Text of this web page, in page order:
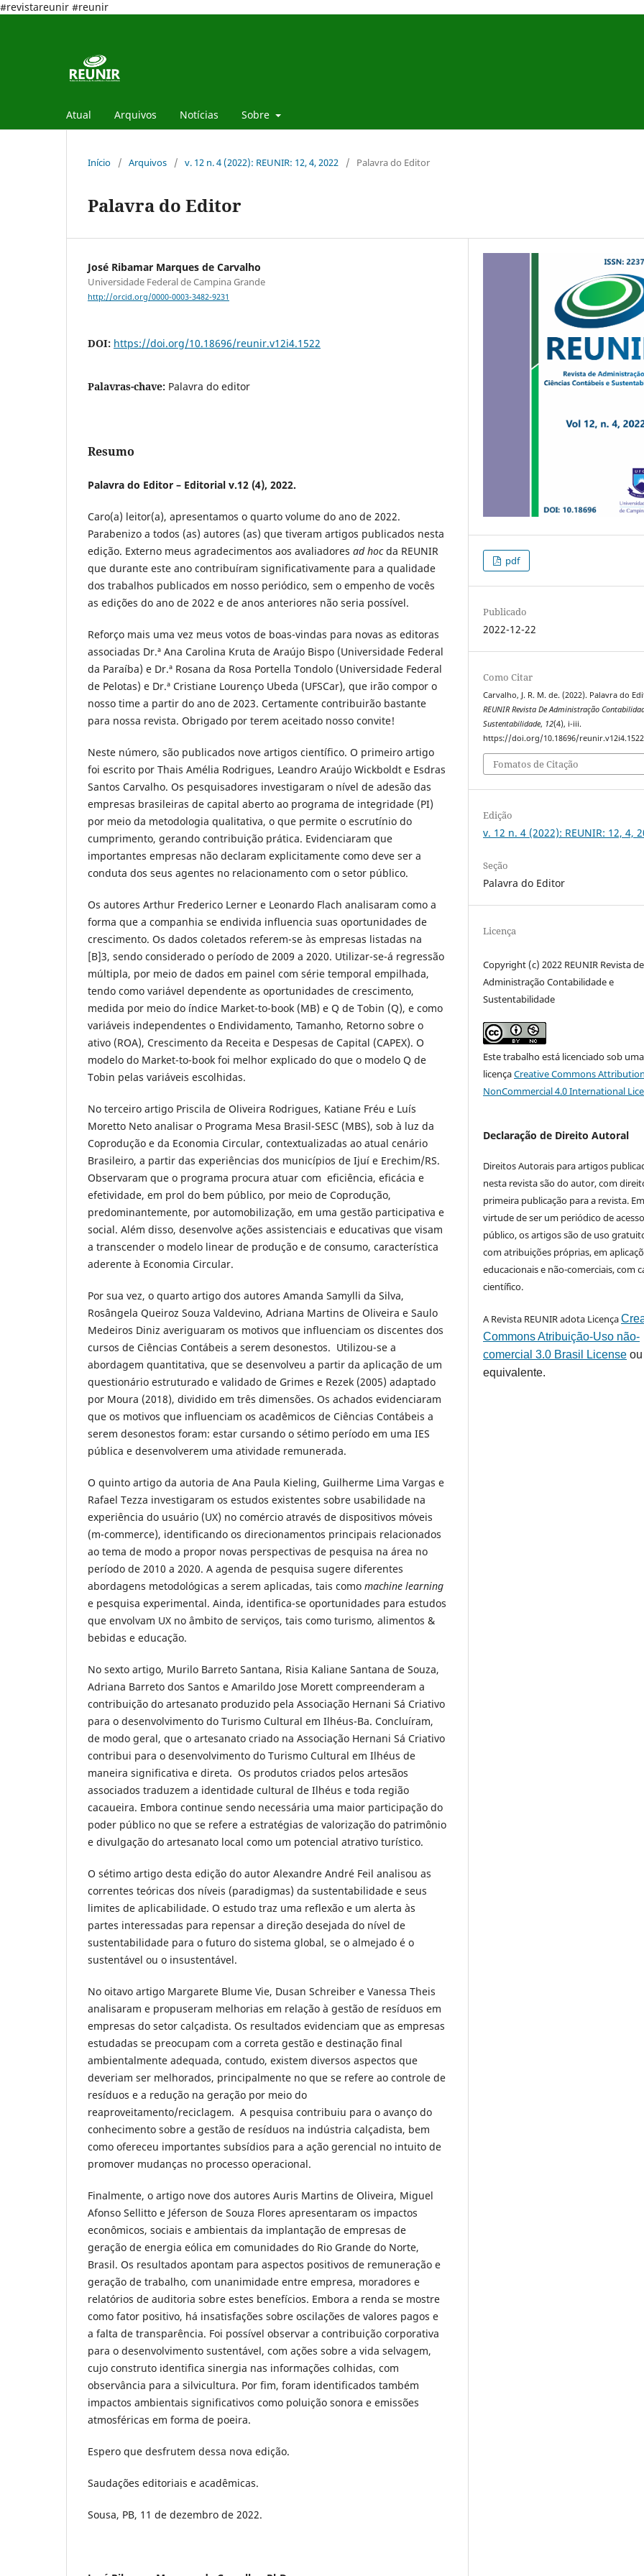
#revistareunir #reunir
Atual Arquivos Notícias Sobre
Início / Arquivos / v. 12 n. 4 (2022): REUNIR: 12, 4, 2022 / Palavra do Editor
Palavra do Editor
José Ribamar Marques de Carvalho
Universidade Federal de Campina Grande
http://orcid.org/0000-0003-3482-9231
DOI: https://doi.org/10.18696/reunir.v12i4.1522
Palavras-chave: Palavra do editor
Resumo
Palavra do Editor – Editorial v.12 (4), 2022.
Caro(a) leitor(a), apresentamos o quarto volume do ano de 2022.
Parabenizo a todos (as) autores (as) que tiveram artigos publicados nesta
edição. Externo meus agradecimentos aos avaliadores ad hocda REUNIR
que durante este ano contribuíram significativamente para a qualidade
dos trabalhos publicados em nosso periódico, sem o empenho de vocês
as edições do ano de 2022 e de anos anteriores não seria possível.
Reforço mais uma vez meus votos de boas-vindas para novas as editoras
associadas Dr.ª Ana Carolina Kruta de Araújo Bispo (Universidade Federal
da Paraíba) e Dr.ª Rosana da Rosa Portella Tondolo (Universidade Federal
de Pelotas) e Dr.ª Cristiane Lourenço Ubeda (UFSCar), que irão compor o
nosso time a partir do ano de 2023. Certamente contribuirão bastante
para nossa revista. Obrigado por terem aceitado nosso convite!
Neste número, são publicados nove artigos científico. O primeiro artigo
foi escrito por Thais Amélia Rodrigues, Leandro Araújo Wickboldt e Esdras
Santos Carvalho. Os pesquisadores investigaram o nível de adesão das
empresas brasileiras de capital aberto ao programa de integridade (PI)
por meio da metodologia qualitativa, o que permite o escrutínio do
cumprimento, gerando contribuição prática. Evidenciaram que
importantes empresas não declaram explicitamente como deve ser a
conduta dos seus agentes no relacionamento com o setor público.
Os autores Arthur Frederico Lerner e Leonardo Flach analisaram como a
forma que a companhia se endivida influencia suas oportunidades de
crescimento. Os dados coletados referem-se às empresas listadas na
[B]3, sendo considerado o período de 2009 a 2020. Utilizar-se-á regressão
múltipla, por meio de dados em painel com série temporal empilhada,
tendo como variável dependente as oportunidades de crescimento,
medida por meio do índice Market-to-book (MB) e Q de Tobin (Q), e como
variáveis independentes o Endividamento, Tamanho, Retorno sobre o
ativo (ROA), Crescimento da Receita e Despesas de Capital (CAPEX). O
modelo do Market-to-book foi melhor explicado do que o modelo Q de
Tobin pelas variáveis escolhidas.
No terceiro artigo Priscila de Oliveira Rodrigues, Katiane Fréu e Luís
Moretto Neto analisar o Programa Mesa Brasil-SESC (MBS), sob à luz da
Coprodução e da Economia Circular, contextualizadas ao atual cenário
Brasileiro, a partir das experiências dos municípios de Ijuí e Erechim/RS.
Observaram que o programa procura atuar com eficiência, eficácia e
efetividade, em prol do bem público, por meio de Coprodução,
predominantemente, por automobilização, em uma gestão participativa e
social. Além disso, desenvolve ações assistenciais e educativas que visam
a transcender o modelo linear de produção e de consumo, característica
aderente à Economia Circular.
Por sua vez, o quarto artigo dos autores Amanda Samylli da Silva,
Rosângela Queiroz Souza Valdevino, Adriana Martins de Oliveira e Saulo
Medeiros Diniz averiguaram os motivos que influenciam os discentes dos
cursos de Ciências Contábeis a serem desonestos. Utilizou-se a
abordagem quantitativa, que se desenvolveu a partir da aplicação de um
questionário estruturado e validado de Grimes e Rezek (2005) adaptado
por Moura (2018), dividido em três dimensões. Os achados evidenciaram
que os motivos que influenciam os acadêmicos de Ciências Contábeis a
serem desonestos foram: estar cursando o sétimo período em uma IES
pública e desenvolverem uma atividade remunerada.
O quinto artigo da autoria de Ana Paula Kieling, Guilherme Lima Vargas e
Rafael Tezza investigaram os estudos existentes sobre usabilidade na
experiência do usuário (UX) no comércio através de dispositivos móveis
(m-commerce), identificando os direcionamentos principais relacionados
ao tema de modo a propor novas perspectivas de pesquisa na área no
período de 2010 a 2020. A agenda de pesquisa sugere diferentes
abordagens metodológicas a serem aplicadas, tais como machine learning
e pesquisa experimental. Ainda, identifica-se oportunidades para estudos
que envolvam UX no âmbito de serviços, tais como turismo, alimentos &
bebidas e educação.
No sexto artigo, Murilo Barreto Santana, Risia Kaliane Santana de Souza,
Adriana Barreto dos Santos e Amarildo Jose Morett compreenderam a
contribuição do artesanato produzido pela Associação Hernani Sá Criativo
para o desenvolvimento do Turismo Cultural em Ilhéus-Ba. Concluíram,
de modo geral, que o artesanato criado na Associação Hernani Sá Criativo
contribui para o desenvolvimento do Turismo Cultural em Ilhéus de
maneira significativa e direta. Os produtos criados pelos artesãos
associados traduzem a identidade cultural de Ilhéus e toda região
cacaueira. Embora continue sendo necessária uma maior participação do
poder público no que se refere a estratégias de valorização do patrimônio
e divulgação do artesanato local como um potencial atrativo turístico.
O sétimo artigo desta edição do autor Alexandre André Feil analisou as
correntes teóricas dos níveis (paradigmas) da sustentabilidade e seus
limites de aplicabilidade. O estudo traz uma reflexão e um alerta às
partes interessadas para repensar a direção desejada do nível de
sustentabilidade para o futuro do sistema global, se o almejado é o
sustentável ou o insustentável.
No oitavo artigo Margarete Blume Vie, Dusan Schreiber e Vanessa Theis
analisaram e propuseram melhorias em relação à gestão de resíduos em
empresas do setor calçadista. Os resultados evidenciam que as empresas
estudadas se preocupam com a correta gestão e destinação final
ambientalmente adequada, contudo, existem diversos aspectos que
deveriam ser melhorados, principalmente no que se refere ao controle de
resíduos e a redução na geração por meio do
reaproveitamento/reciclagem. A pesquisa contribuiu para o avanço do
conhecimento sobre a gestão de resíduos na indústria calçadista, bem
como ofereceu importantes subsídios para a ação gerencial no intuito de
promover mudanças no processo operacional.
Finalmente, o artigo nove dos autores Auris Martins de Oliveira, Miguel
Afonso Sellitto e Jéferson de Souza Flores apresentaram os impactos
econômicos, sociais e ambientais da implantação de empresas de
geração de energia eólica em comunidades do Rio Grande do Norte,
Brasil. Os resultados apontam para aspectos positivos de remuneração e
geração de trabalho, com unanimidade entre empresa, moradores e
relatórios de auditoria sobre estes benefícios. Embora a renda se mostre
como fator positivo, há insatisfações sobre oscilações de valores pagos e
a falta de transparência. Foi possível observar a contribuição corporativa
para o desenvolvimento sustentável, com ações sobre a vida selvagem,
cujo construto identifica sinergia nas informações colhidas, com
observância para a silvicultura. Por fim, foram identificados também
impactos ambientais significativos como poluição sonora e emissões
atmosféricas em forma de poeira.
Espero que desfrutem dessa nova edição.
Saudações editoriais e acadêmicas.
Sousa, PB, 11 de dezembro de 2022.
pdf
Publicado
2022-12-22
Como Citar
Carvalho, J. R. M. de. (2022). Palavra do
REUNIR Revista De Administração
Sustentabilidade, 12(4), i-iii.
https://doi.org/10.18696/reunir.v12i4.1522
Fomatos de Citação
Edição
v. 12 n. 4 (2022): REUNIR: 12, 4,
Seção
Palavra do Editor
Licença
Copyright (c) 2022 REUNIR Revista de
Administração Contabilidade e
Sustentabilidade
Este trabalho está licenciado sob uma
licençaCreative Commons
NonCommercial 4.0 International
Declaração de Direito Autoral
Direitos Autorais para artigos
nesta revista são do autor, com
primeira publicação para a revista. Em
virtude de ser um periódico de acesso
público, os artigos são de uso
com atribuições próprias, em
educacionais e não-comerciais, com
científico.
A Revista REUNIR adota Licença
Commons Atribuição-Uso não-
comercial 3.0 Brasil License
equivalente.